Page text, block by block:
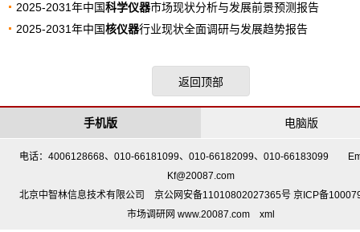
2025-2031年中国科学仪器市场现状分析与发展前景预测报告
2025-2031年中国核仪器行业现状全面调研与发展趋势报告
返回顶部
电脑版
手机版
电话：4006128668、010-66181099、010-66182099、010-66183099
Kf@20087.com
北京中智林信息技术有限公司 京公网安备11010802027365号 京ICP备
市场调研网 www.20087.com
xml